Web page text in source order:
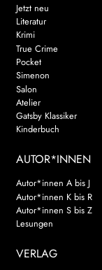
Jetzt neu
Literatur
Krimi
True Crime
Pocket
Simenon
Salon
Atelier
Gatsby Klassiker
Kinderbuch
AUTOR*INNEN
Autor*innen A bis J
Autor*innen K bis R
Autor*innen S bis Z
Lesungen
VERLAG